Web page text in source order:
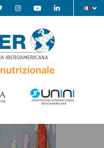
nutrizionale